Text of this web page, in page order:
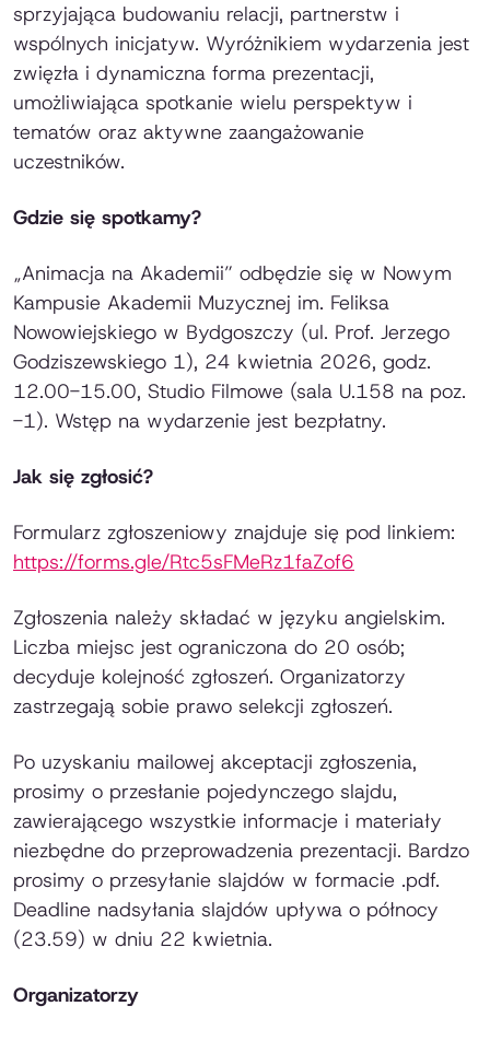
sprzyjająca budowaniu relacji, partnerstw i
wspólnych inicjatyw. Wyróżnikiem wydarzenia jest
zwięzła i dynamiczna forma prezentacji,
umożliwiająca spotkanie wielu perspektyw i
tematów oraz aktywne zaangażowanie
uczestników.
Gdzie się spotkamy?
„Animacja na Akademii” odbędzie się w Nowym
Kampusie Akademii Muzycznej im. Feliksa
Nowowiejskiego w Bydgoszczy (ul. Prof. Jerzego
Godziszewskiego 1), 24 kwietnia 2026, godz.
12.00-15.00, Studio Filmowe (sala U.158 na poz.
-1). Wstęp na wydarzenie jest bezpłatny.
Jak się zgłosić?
Formularz zgłoszeniowy znajduje się pod linkiem:
https://forms.gle/Rtc5sFMeRz1faZof6
Zgłoszenia należy składać w języku angielskim.
Liczba miejsc jest ograniczona do 20 osób;
decyduje kolejność zgłoszeń. Organizatorzy
zastrzegają sobie prawo selekcji zgłoszeń.
Po uzyskaniu mailowej akceptacji zgłoszenia,
prosimy o przesłanie pojedynczego slajdu,
zawierającego wszystkie informacje i materiały
niezbędne do przeprowadzenia prezentacji. Bardzo
prosimy o przesyłanie slajdów w formacie .pdf.
Deadline nadsyłania slajdów upływa o północy
(23.59) w dniu 22 kwietnia.
Organizatorzy